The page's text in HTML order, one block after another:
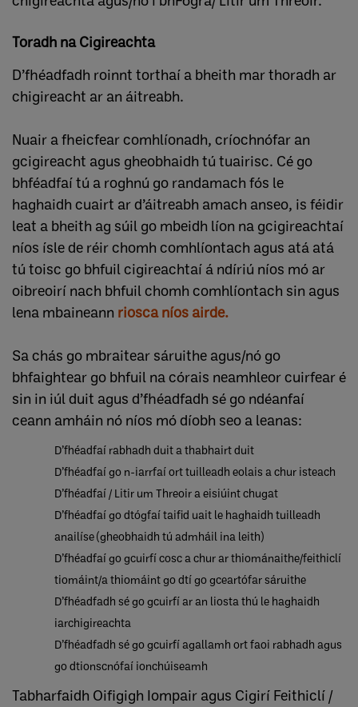
Toradh na Cigireachta
D’fhéadfadh roinnt torthaí a bheith mar thoradh ar
chigireacht ar an áitreabh.
Nuair a fheicfear comhlíonadh, críochnófar an
gcigireacht agus gheobhaidh tú tuairisc. Cé go
bhféadfaí tú a roghnú go randamach fós le
haghaidh cuairt ar d’áitreabh amach anseo, is féidir
leat a bheith ag súil go mbeidh líon na gcigireachtaí
níos ísle de réir chomh comhlíontach agus atá atá
tú toisc go bhfuil cigireachtaí á ndíriú níos mó ar
oibreoirí nach bhfuil chomh comhlíontach sin agus
lena mbaineann riosca níos airde.
Sa chás go mbraitear sáruithe agus/nó go
bhfaightear go bhfuil na córais neamhleor cuirfear é
sin in iúl duit agus d’fhéadfadh sé go ndéanfaí
ceann amháin nó níos mó díobh seo a leanas:
D’fhéadfaí rabhadh duit a thabhairt duit
D’fhéadfaí go n-iarrfaí ort tuilleadh eolais a chur isteach
D’fhéadfaí / Litir um Threoir a eisiúint chugat
D’fhéadfaí go dtógfaí taifid uait le haghaidh tuilleadh
anailíse (gheobhaidh tú admháil ina leith)
D’fhéadfaí go gcuirfí cosc a chur ar thiománaithe/feithiclí
tiomáint/a thiomáint go dtí go gceartófar sáruithe
D’fhéadfadh sé go gcuirfí ar an liosta thú le haghaidh
iarchigireachta
D’fhéadfadh sé go gcuirfí agallamh ort faoi rabhadh agus
go dtionscnófaí ionchúiseamh
Tabharfaidh Oifigigh Iompair agus Cigirí Feithiclí /